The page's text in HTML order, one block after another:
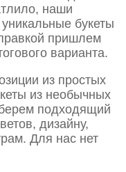
наши
букеты
пришлем
варианта.
из простых
из необычных
подходящий
дизайну,
Для нас нет